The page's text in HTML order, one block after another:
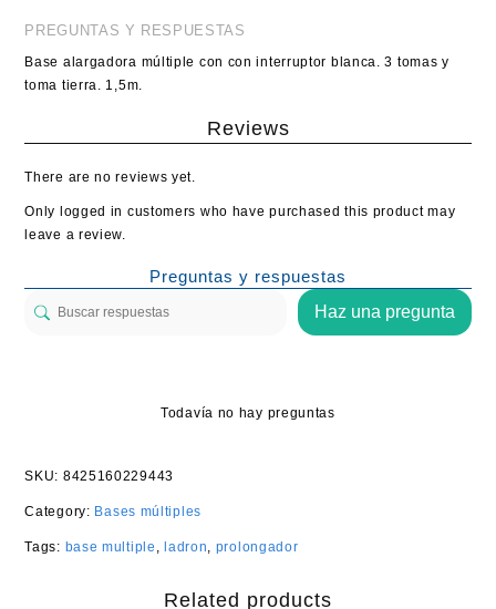
PREGUNTAS Y RESPUESTAS
Base alargadora múltiple con con interruptor blanca. 3 tomas y
toma tierra. 1,5m.
Reviews
There are no reviews yet.
Only logged in customers who have purchased this product may
leave a review.
Preguntas y respuestas
Haz una pregunta
Todavía no hay preguntas
SKU: 8425160229443
Category: Bases múltiples
Tags: base multiple , ladron, prolongador
Related products